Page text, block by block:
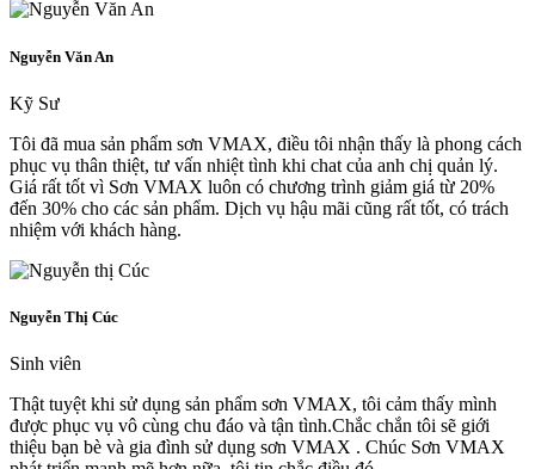
Nguyễn Văn An
Kỹ Sư
Tôi đã mua sản phẩm sơn VMAX, điều tôi nhận thấy là phong cách
phục vụ thân thiệt, tư vấn nhiệt tình khi chat của anh chị quản lý.
Giá rất tốt vì Sơn VMAX luôn có chương trình giảm giá từ 20%
đến 30% cho các sản phẩm. Dịch vụ hậu mãi cũng rất tốt, có trách
nhiệm với khách hàng.
Nguyễn Thị Cúc
Sinh viên
Thật tuyệt khi sử dụng sản phẩm sơn VMAX, tôi cảm thấy mình
được phục vụ vô cùng chu đáo và tận tình.Chắc chắn tôi sẽ giới
thiệu bạn bè và gia đình sử dụng sơn VMAX . Chúc Sơn VMAX